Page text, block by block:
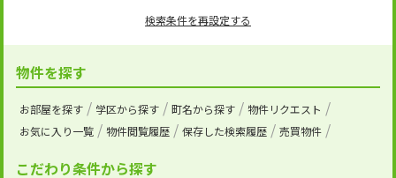
検索条件を再設定する
物件を探す
お部屋を探す 学区から探す 町名から探す
物件リクエスト
お気に入り一覧
物件閲覧履歴 保存した検索履歴 売買物件
こだわり条件から探す